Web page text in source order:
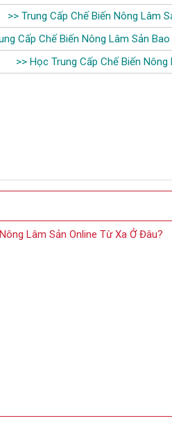
>> Trung Cấp Chế Biến Nông Lâm
Cấp Chế Biến Nông Lâm Sản
>> Học Trung Cấp Chế Biến Nông
Lâm Sản Online Từ Xa Ở Đâu?